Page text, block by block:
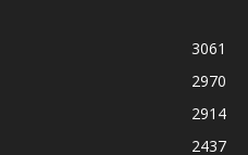
3061
2970
2914
2437